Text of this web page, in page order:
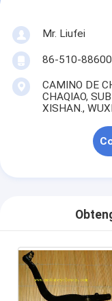
Mr. Liufei
86-510-
CAMINO DE
CHAQIAO,
XISHAN.,